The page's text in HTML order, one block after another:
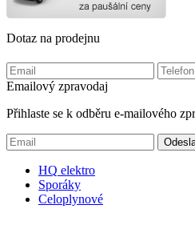
Dotaz na prodejnu
Emailový zpravodaj
Přihlaste se k odběru e-mailového
HQ elektro
Sporáky
Celoplynové